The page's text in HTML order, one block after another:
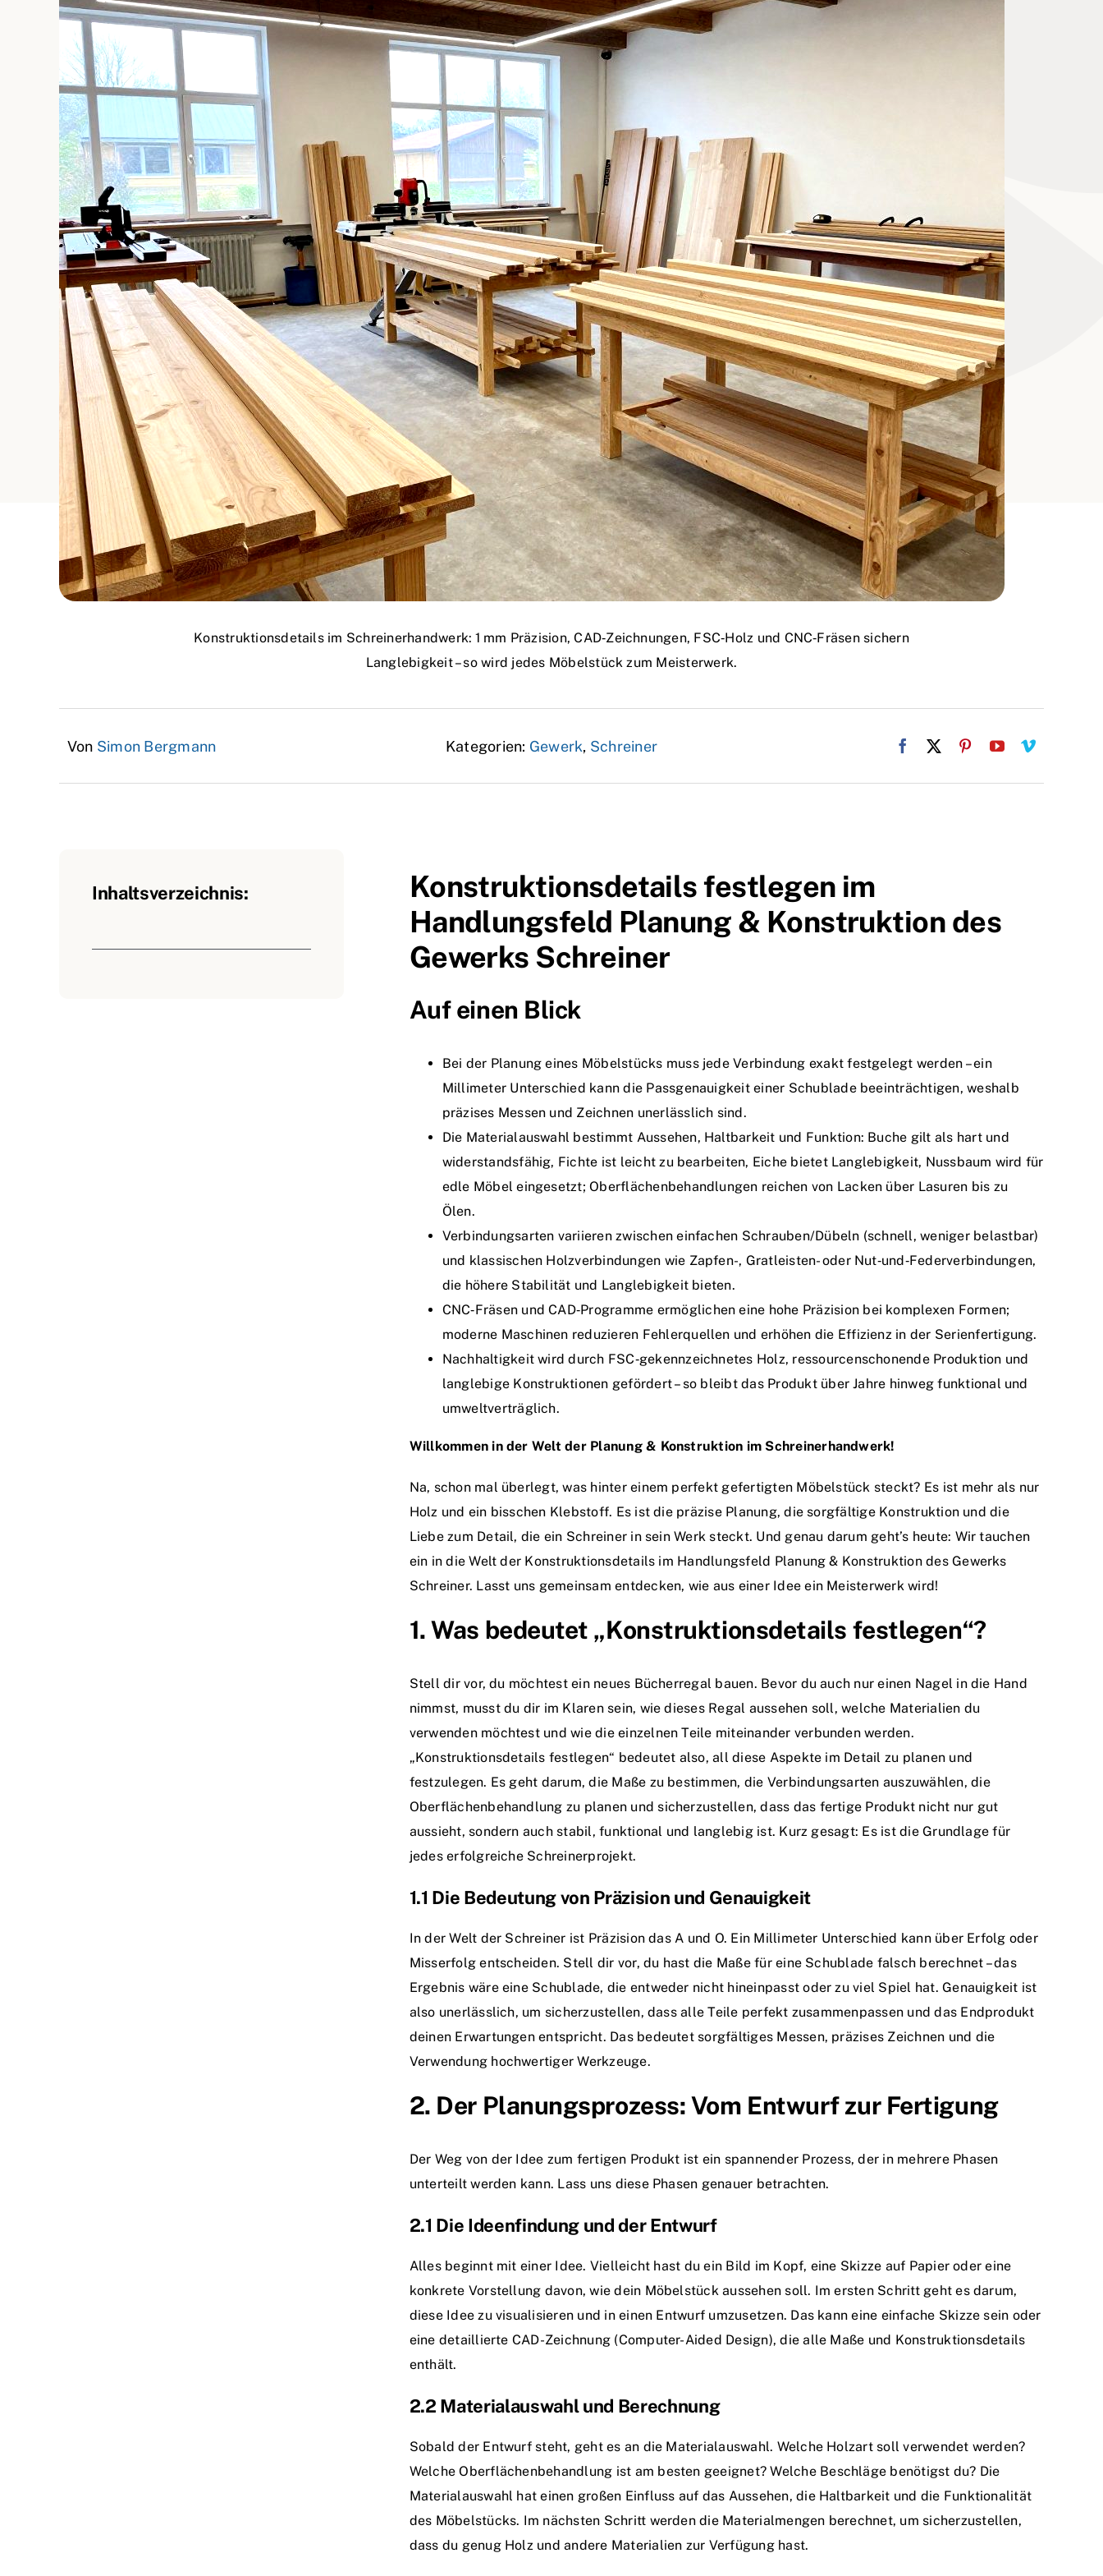
Konstruktionsdetails im Schreinerhandwerk: 1 mm Präzision, CAD‑Zeichnungen, FSC‑Holz und CNC‑Fräsen sichern
Langlebigkeit – so wird jedes Möbelstück zum Meisterwerk.
Von Simon Bergmann Kategorien: Gewerk, Schreiner
Inhaltsverzeichnis:
Konstruktionsdetails festlegen im
Handlungsfeld Planung & Konstruktion des
Gewerks Schreiner
Auf einen Blick
Bei der Planung eines Möbelstücks muss jede Verbindung exakt festgelegt werden – ein
Millimeter Unterschied kann die Passgenauigkeit einer Schublade beeinträchtigen, weshalb
präzises Messen und Zeichnen unerlässlich sind.
Die Materialauswahl bestimmt Aussehen, Haltbarkeit und Funktion: Buche gilt als hart und
widerstandsfähig, Fichte ist leicht zu bearbeiten, Eiche bietet Langlebigkeit, Nussbaum wird für
edle Möbel eingesetzt; Oberflächenbehandlungen reichen von Lacken über Lasuren bis zu
Ölen.
Verbindungsarten variieren zwischen einfachen Schrauben/Dübeln (schnell, weniger belastbar)
und klassischen Holzverbindungen wie Zapfen-, Gratleisten- oder Nut‑und‑Federverbindungen,
die höhere Stabilität und Langlebigkeit bieten.
CNC‑Fräsen und CAD‑Programme ermöglichen eine hohe Präzision bei komplexen Formen;
moderne Maschinen reduzieren Fehlerquellen und erhöhen die Effizienz in der Serienfertigung.
Nachhaltigkeit wird durch FSC‑gekennzeichnetes Holz, ressourcenschonende Produktion und
langlebige Konstruktionen gefördert – so bleibt das Produkt über Jahre hinweg funktional und
umweltverträglich.
Willkommen in der Welt der Planung & Konstruktion im Schreinerhandwerk!
Na, schon mal überlegt, was hinter einem perfekt gefertigten Möbelstück steckt? Es ist mehr als nur
Holz und ein bisschen Klebstoff. Es ist die präzise Planung, die sorgfältige Konstruktion und die
Liebe zum Detail, die ein Schreiner in sein Werk steckt. Und genau darum geht’s heute: Wir tauchen
ein in die Welt der Konstruktionsdetails im Handlungsfeld Planung & Konstruktion des Gewerks
Schreiner. Lasst uns gemeinsam entdecken, wie aus einer Idee ein Meisterwerk wird!
1. Was bedeutet „Konstruktionsdetails festlegen“?
Stell dir vor, du möchtest ein neues Bücherregal bauen. Bevor du auch nur einen Nagel in die Hand
nimmst, musst du dir im Klaren sein, wie dieses Regal aussehen soll, welche Materialien du
verwenden möchtest und wie die einzelnen Teile miteinander verbunden werden.
„Konstruktionsdetails festlegen“ bedeutet also, all diese Aspekte im Detail zu planen und
festzulegen. Es geht darum, die Maße zu bestimmen, die Verbindungsarten auszuwählen, die
Oberflächenbehandlung zu planen und sicherzustellen, dass das fertige Produkt nicht nur gut
aussieht, sondern auch stabil, funktional und langlebig ist. Kurz gesagt: Es ist die Grundlage für
jedes erfolgreiche Schreinerprojekt.
1.1 Die Bedeutung von Präzision und Genauigkeit
In der Welt der Schreiner ist Präzision das A und O. Ein Millimeter Unterschied kann über Erfolg oder
Misserfolg entscheiden. Stell dir vor, du hast die Maße für eine Schublade falsch berechnet – das
Ergebnis wäre eine Schublade, die entweder nicht hineinpasst oder zu viel Spiel hat. Genauigkeit ist
also unerlässlich, um sicherzustellen, dass alle Teile perfekt zusammenpassen und das Endprodukt
deinen Erwartungen entspricht. Das bedeutet sorgfältiges Messen, präzises Zeichnen und die
Verwendung hochwertiger Werkzeuge.
2. Der Planungsprozess: Vom Entwurf zur Fertigung
Der Weg von der Idee zum fertigen Produkt ist ein spannender Prozess, der in mehrere Phasen
unterteilt werden kann. Lass uns diese Phasen genauer betrachten.
2.1 Die Ideenfindung und der Entwurf
Alles beginnt mit einer Idee. Vielleicht hast du ein Bild im Kopf, eine Skizze auf Papier oder eine
konkrete Vorstellung davon, wie dein Möbelstück aussehen soll. Im ersten Schritt geht es darum,
diese Idee zu visualisieren und in einen Entwurf umzusetzen. Das kann eine einfache Skizze sein oder
eine detaillierte CAD-Zeichnung (Computer-Aided Design), die alle Maße und Konstruktionsdetails
enthält.
2.2 Materialauswahl und Berechnung
Sobald der Entwurf steht, geht es an die Materialauswahl. Welche Holzart soll verwendet werden?
Welche Oberflächenbehandlung ist am besten geeignet? Welche Beschläge benötigst du? Die
Materialauswahl hat einen großen Einfluss auf das Aussehen, die Haltbarkeit und die Funktionalität
des Möbelstücks. Im nächsten Schritt werden die Materialmengen berechnet, um sicherzustellen,
dass du genug Holz und andere Materialien zur Verfügung hast.